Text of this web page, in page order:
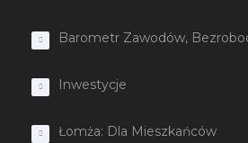
Barometr Zawodów,
Inwestycje
Łomża: Dla Mieszkańców